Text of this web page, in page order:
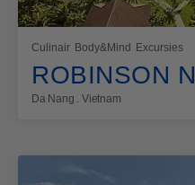
Culinair Body&Mind Excursies
ROBINSON
Da Nang . Vietnam